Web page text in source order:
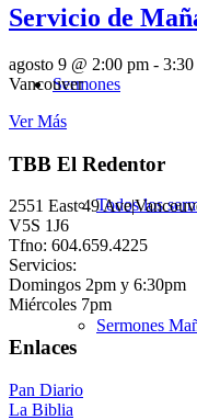
Sermones
Todos los
Sermones
Servicio de
agosto 9 @ 2:00 pm -
Vancouver
Ver Más
TBB El Redentor
2551 East 49
V5S 1J6
Tfno: 604.659.4225
Servicios:
Domingos 2pm y 6:30pm
Miércoles 7pm
Enlaces
Pan Diario
La Biblia